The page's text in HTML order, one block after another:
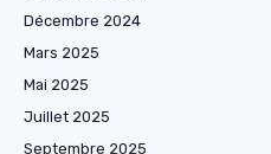
Décembre 2024
Mars 2025
Mai 2025
Juillet 2025
Septembre 2025